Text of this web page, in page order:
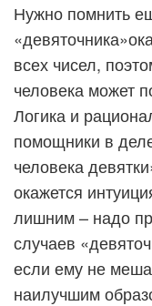
Нужно помнить
всех чисел,
человека может
Логика и
помощники в
человека
окажется
лишним – надо
случаев
если ему не
наилучшим